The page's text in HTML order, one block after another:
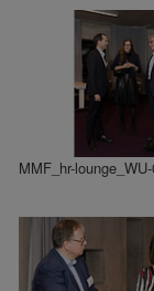
MMF_hr-